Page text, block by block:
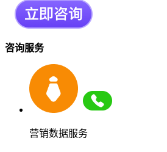
咨询服务
营销数据服务